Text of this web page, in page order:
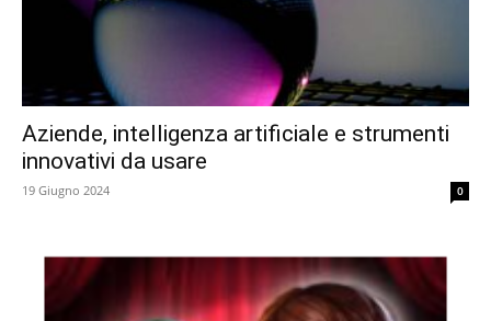
Aziende, intelligenza artificiale e strumenti
innovativi da usare
19 Giugno 2024 0